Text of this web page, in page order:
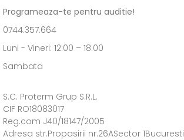
Programeaza-te pentru auditie!
0744.357.664
Luni - Vineri: 12:00 – 18.00
Sambata
S.C. Proterm Grup S.R.L.
CIF RO18083017
Reg.com J40/18147/2005
Adresa str.Propasirii nr.26ASector 1Bucuresti